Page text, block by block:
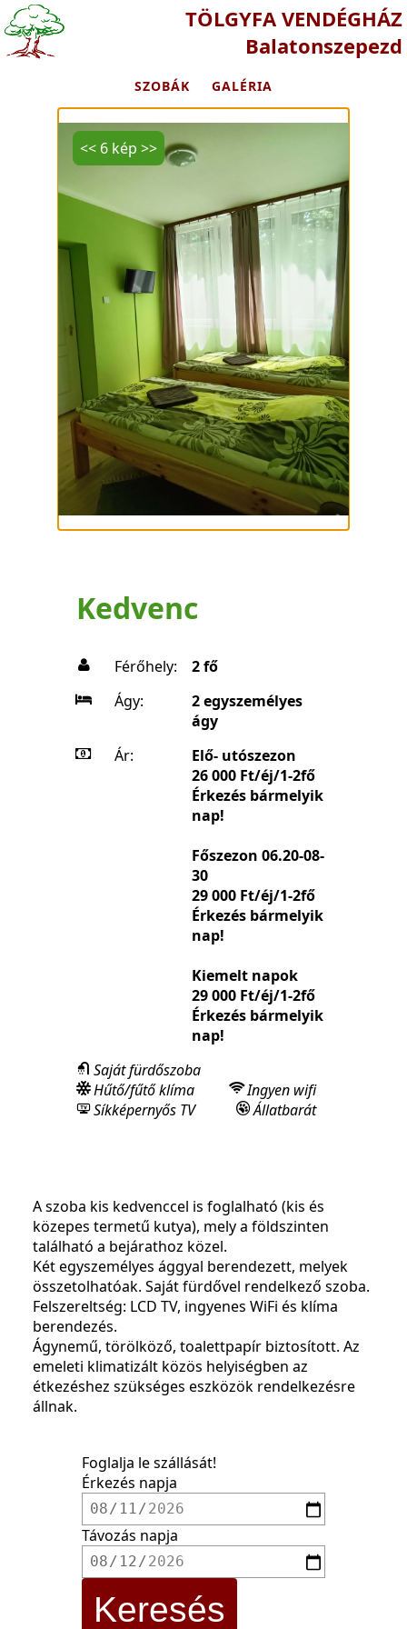
TÖLGYFA VENDÉGHÁZ
Balatonszepezd
SZOBÁK GALÉRIA
<< 6 kép >>
Kedvenc
Férőhely:
2 fő
Ágy:
2 egyszemélyes
ágy
Ár:
Elő- utószezon
26 000 Ft/éj/1-2fő
Érkezés bármelyik
nap!
Főszezon 06.20-08-
30
29 000 Ft/éj/1-2fő
Érkezés bármelyik
nap!
Kiemelt napok
29 000 Ft/éj/1-2fő
Érkezés bármelyik
nap!
Saját fürdőszoba
Hűtő/fűtő klíma
Ingyen wifi
Síkképernyős TV
Állatbarát
A szoba kis kedvenccel is foglalható (kis és
közepes termetű kutya), mely a földszinten
található a bejárathoz közel.
Két egyszemélyes ággyal berendezett, melyek
összetolhatóak. Saját fürdővel rendelkező szoba.
Felszereltség: LCD TV, ingyenes WiFi és klíma
berendezés.
Ágynemű, törölköző, toalettpapír biztosított. Az
emeleti klimatizált közös helyiségben az
étkezéshez szükséges eszközök rendelkezésre
állnak.
Foglalja le szállását!
Érkezés napja
Távozás napja